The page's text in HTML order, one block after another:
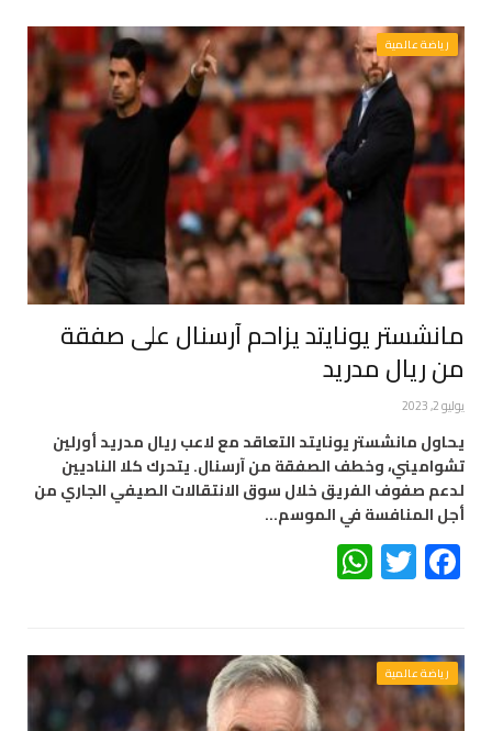
رياضة عالمية
مانشستر يونايتد يزاحم آرسنال على صفقة
من ريال مدريد
يوليو 2, 2023
يحاول مانشستر يونايتد التعاقد مع لاعب ريال مدريد أورلين
تشواميني، وخطف الصفقة من آرسنال. يتحرك كلا الناديين
لدعم صفوف الفريق خلال سوق الانتقالات الصيفي الجاري من
أجل المنافسة في الموسم…
Facebook
Twitter
رياضة عالمية